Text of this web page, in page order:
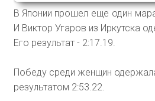
В Японии прошел еще один
И Виктор Угаров из Иркутска
Его результат - 2:17.19.
Победу среди женщин
результатом 2:53.22.